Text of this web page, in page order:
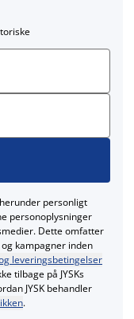
personligt
personoplysninger
Dette omfatter
kampagner inden
leveringsbetingelser
tilbage på JYSKs
JYSK behandler
.